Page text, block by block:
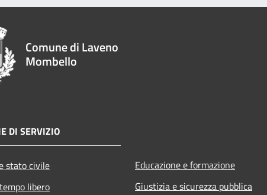
Comune di Laveno
Mombello
DI SERVIZIO
stato civile
libero
Educazione e formazione
Giustizia e sicurezza pubblica